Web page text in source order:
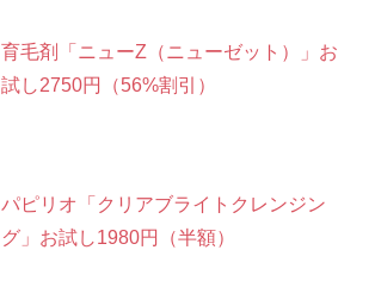
育毛剤「ニューZ（ニューゼット）」お
試し2750円（56%割引）
パピリオ「クリアブライトクレンジン
グ」お試し1980円（半額）